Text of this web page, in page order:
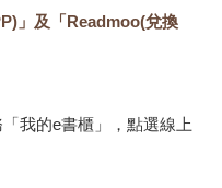
個抓狂的人來找麻煩時，
著以對。
發現，他們得處理一名對
超級毒舌，不僅會連連咒
掉電話線路，並無數次投
）。
」及「Readmoo(兌換
我的e書櫃」，點選線上